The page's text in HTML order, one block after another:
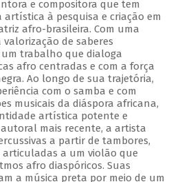
e compositora que tem
à pesquisa e criação em
afro-brasileira. Com uma
de saberes
um trabalho que dialoga
afro centradas e com a força
Ao longo de sua trajetória,
com o samba e com
musicais da diáspora africana,
artística potente e
mais recente, a artista
a partir de tambores,
articuladas a um violão que
afro diaspóricos. Suas
a música preta por meio de um